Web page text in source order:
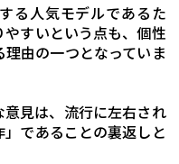
る人気モデルであるた
すいという点も、個性
由の一つとなっていま
見は、流行に左右され
であることの裏返しと